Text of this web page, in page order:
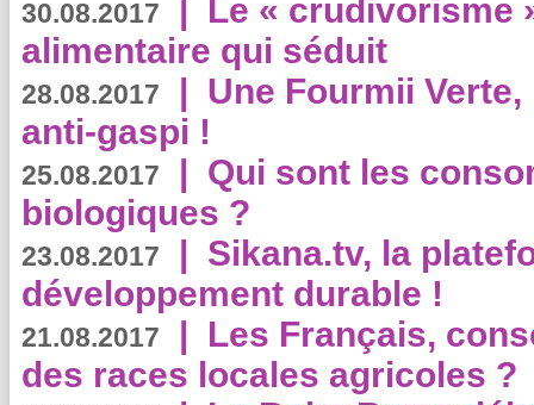
30.08.2017 | Le « crudivorisme
alimentaire qui séduit
28.08.2017 | Une Fourmii
anti-gaspi !
25.08.2017 | Qui sont les
biologiques ?
23.08.2017 | Sikana.tv, la
développement durable !
21.08.2017 | Les Français,
des races locales agricoles ?